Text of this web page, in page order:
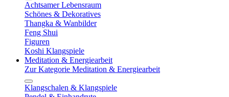
Achtsamer Lebensraum
Schönes & Dekoratives
Thangka & Wanbilder
Feng Shui
Figuren
Koshi Klangspiele
Meditation & Energiearbeit
Zur Kategorie Meditation & Energiearbeit
Klangschalen & Klangspiele